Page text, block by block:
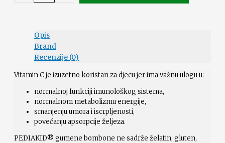
Opis
Brand
Recenzije (0)
Vitamin C je izuzetno koristan za djecu jer ima važnu ulogu u:
normalnoj funkciji imunološkog sistema,
normalnom metabolizmu energije,
smanjenju umora i iscrpljenosti,
povećanju apsorpcije željeza.
PEDIAKID® gumene bombone ne sadrže želatin, gluten,